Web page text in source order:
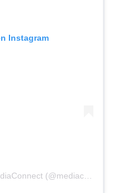
Instagram